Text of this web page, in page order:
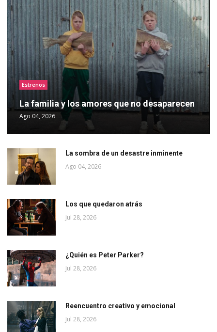
Estrenos
La familia y los amores que no desaparecen
Ago 04, 2026
La sombra de un desastre inminente
Ago 04, 2026
Los que quedaron atrás
Jul 28, 2026
¿Quién es Peter Parker?
Jul 28, 2026
Reencuentro creativo y emocional
Jul 28, 2026